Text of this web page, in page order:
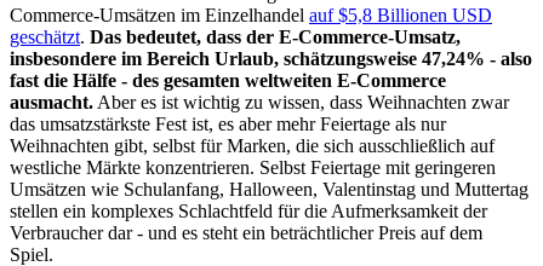
Commerce-Umsätzen im Einzelhandel auf $5,8 Billionen USD
geschätzt. Das bedeutet, dass der E-Commerce-Umsatz,
insbesondere im Bereich Urlaub, schätzungsweise 47,24% - also
fast die Hälfe - des gesamten weltweiten E-Commerce
ausmacht. Aber es ist wichtig zu wissen, dass Weihnachten zwar
das umsatzstärkste Fest ist, es aber mehr Feiertage als nur
Weihnachten gibt, selbst für Marken, die sich ausschließlich auf
westliche Märkte konzentrieren. Selbst Feiertage mit geringeren
Umsätzen wie Schulanfang, Halloween, Valentinstag und Muttertag
stellen ein komplexes Schlachtfeld für die Aufmerksamkeit der
Verbraucher dar - und es steht ein beträchtlicher Preis auf dem
Spiel.